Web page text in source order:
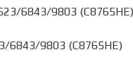
6843/9803 (C8765HE)